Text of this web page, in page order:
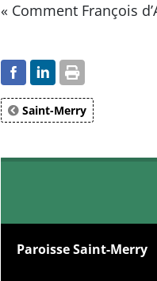
« Comment François
Saint-Merry
Paroisse Saint-Merry